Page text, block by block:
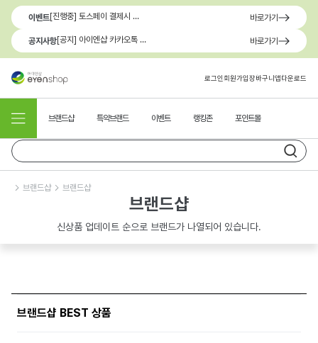
이벤트 [진행중] 토스페이 결제시 최대 1.3만원 혜택 바로가기
공지사항 [공지] 아이엔샵 카카오톡 1:1 문의 채널 이용 안내 바로가기
로그인회원가입장바구니앱다운로드
브랜드샵 특약브랜드 이벤트 랭킹존 포인트몰
브랜드샵 브랜드샵
브랜드샵
신상품 업데이트 순으로 브랜드가 나열되어 있습니다.
브랜드샵 BEST 상품